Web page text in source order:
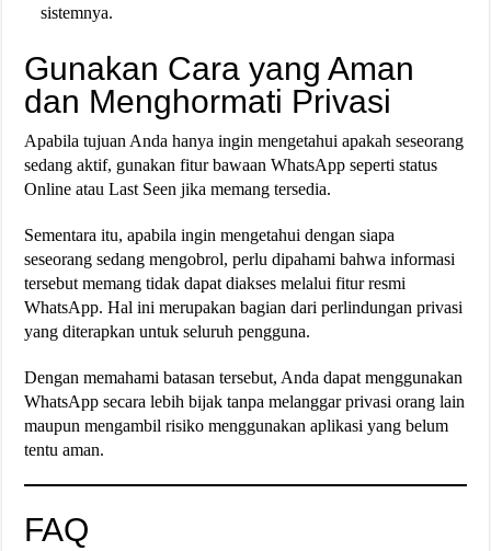
sistemnya.
Gunakan Cara yang Aman
dan Menghormati Privasi
Apabila tujuan Anda hanya ingin mengetahui apakah seseorang
sedang aktif, gunakan fitur bawaan WhatsApp seperti status
Online atau Last Seen jika memang tersedia.
Sementara itu, apabila ingin mengetahui dengan siapa
seseorang sedang mengobrol, perlu dipahami bahwa informasi
tersebut memang tidak dapat diakses melalui fitur resmi
WhatsApp. Hal ini merupakan bagian dari perlindungan privasi
yang diterapkan untuk seluruh pengguna.
Dengan memahami batasan tersebut, Anda dapat menggunakan
WhatsApp secara lebih bijak tanpa melanggar privasi orang lain
maupun mengambil risiko menggunakan aplikasi yang belum
tentu aman.
FAQ